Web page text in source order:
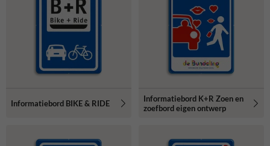
Informatiebord BIKE & RIDE
Informatiebord K+R Zoen en
zoefbord eigen ontwerp